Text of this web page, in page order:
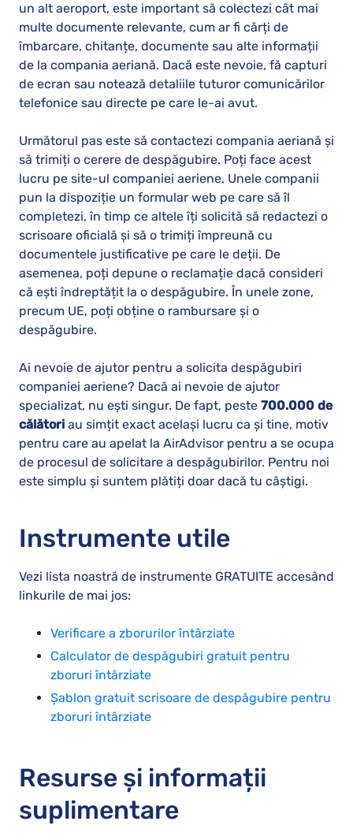
un alt aeroport, este important să colectezi cât mai
multe documente relevante, cum ar fi cărți de
îmbarcare, chitanțe, documente sau alte informații
de la compania aeriană. Dacă este nevoie, fă capturi
de ecran sau notează detaliile tuturor comunicărilor
telefonice sau directe pe care le-ai avut.
Următorul pas este să contactezi compania aeriană și
să trimiți o cerere de despăgubire. Poți face acest
lucru pe site-ul companiei aeriene. Unele companii
pun la dispoziție un formular web pe care să îl
completezi, în timp ce altele îți solicită să redactezi o
scrisoare oficială și să o trimiți împreună cu
documentele justificative pe care le deții. De
asemenea, poți depune o reclamație dacă consideri
că ești îndreptățit la o despăgubire. În unele zone,
precum UE, poți obține o rambursare și o
despăgubire.
Ai nevoie de ajutor pentru a solicita despăgubiri
companiei aeriene? Dacă ai nevoie de ajutor
specializat, nu ești singur. De fapt, peste 700.000 de
călători au simțit exact același lucru ca și tine, motiv
pentru care au apelat la AirAdvisor pentru a se ocupa
de procesul de solicitare a despăgubirilor. Pentru noi
este simplu și suntem plătiți doar dacă tu câștigi.
Instrumente utile
Vezi lista noastră de instrumente GRATUITE accesând
linkurile de mai jos:
Verificare a zborurilor întârziate
Calculator de despăgubiri gratuit pentru
zboruri întârziate
Șablon gratuit scrisoare de despăgubire pentru
zboruri întârziate
Resurse și informații
suplimentare